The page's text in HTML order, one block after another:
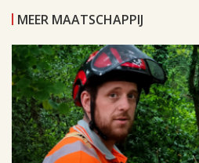
MEER MAATSCHAPPIJ